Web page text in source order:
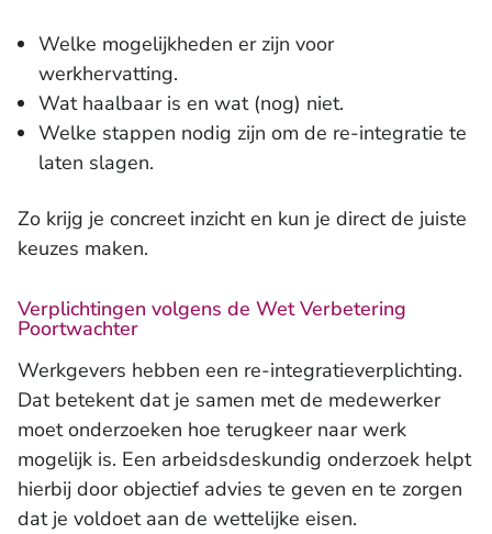
Welke mogelijkheden er zijn voor
werkhervatting.
Wat haalbaar is en wat (nog) niet.
Welke stappen nodig zijn om de re-integratie te
laten slagen.
Zo krijg je concreet inzicht en kun je direct de juiste
keuzes maken.
Verplichtingen volgens de Wet Verbetering
Poortwachter
Werkgevers hebben een re-integratieverplichting.
Dat betekent dat je samen met de medewerker
moet onderzoeken hoe terugkeer naar werk
mogelijk is. Een arbeidsdeskundig onderzoek helpt
hierbij door objectief advies te geven en te zorgen
dat je voldoet aan de wettelijke eisen.